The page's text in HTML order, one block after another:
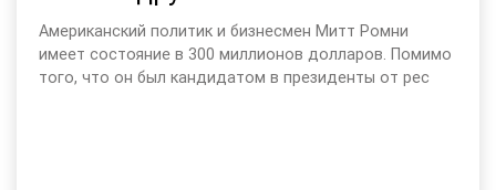
Американский политик и бизнесмен Митт Ромни
имеет состояние в 300 миллионов долларов. Помимо
того, что он был кандидатом в президенты от рес